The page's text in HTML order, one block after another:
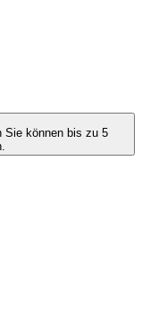
Sie können bis zu 5